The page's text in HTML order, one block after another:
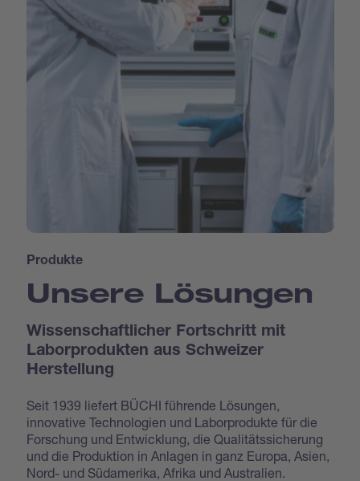
Produkte
Unsere Lösungen
Wissenschaftlicher Fortschritt mit
Laborprodukten aus Schweizer
Herstellung
Seit 1939 liefert BÜCHI führende Lösungen,
innovative Technologien und Laborprodukte für die
Forschung und Entwicklung, die Qualitätssicherung
und die Produktion in Anlagen in ganz Europa, Asien,
Nord- und Südamerika, Afrika und Australien.